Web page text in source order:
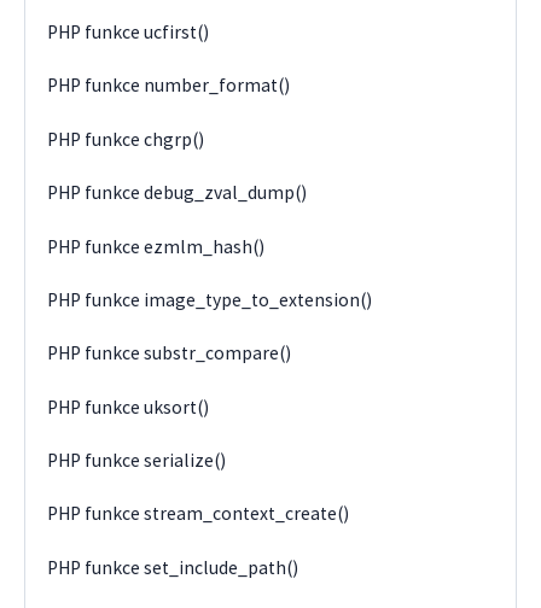
PHP funkce ucfirst()
PHP funkce number_format()
PHP funkce chgrp()
PHP funkce debug_zval_dump()
PHP funkce ezmlm_hash()
PHP funkce image_type_to_extension()
PHP funkce substr_compare()
PHP funkce uksort()
PHP funkce serialize()
PHP funkce stream_context_create()
PHP funkce set_include_path()